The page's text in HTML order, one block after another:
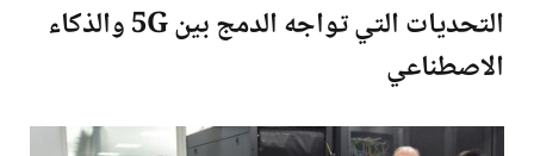
التحديات التي تواجه الدمج بين 5G والذكاء
الاصطناعي